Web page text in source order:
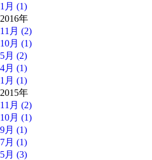
1月 (1)
2016年
11月 (2)
10月 (1)
5月 (2)
4月 (1)
1月 (1)
2015年
11月 (2)
10月 (1)
9月 (1)
7月 (1)
5月 (3)